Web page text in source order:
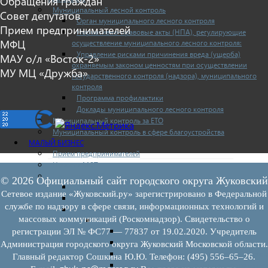
Муниципальный лесной контроль
Орган муниципального лесного контроля
Нормативно-правовые акты (НПА), регулирующие
осуществление муниципального лесного контроля:
Управление рисками причинения вреда (ущерба)
охраняемым законом ценностям при осуществлении
государственного контроля (надзора), муниципального
контроля
Программа профилактики
Доклады муниципального лесного контроля
Муниципальный контроль за ЕТО
Муниципальный контроль в сфере благоустройства
МАЛЫЙ БИЗНЕС
Прием предпринимателей
Новости МСП
Поддержка МСП
Поддержка МСП
Финансовая поддержка
Имущественная поддержка
Нормативно-правовые акты
Федеральное законодательство
Региональное законодательство
Порядок формирования и ведения
Порядок предоставления имущества из
Совет депутатов
Прием предпринимателей
МФЦ
МАУ о/л «Восток-2»
МУ МЦ «Дружба»
© 2026 Официальный сайт городского округа Жуковский
Сетевое издание «Жуковский.ру» зарегистрировано в Федеральной
службе по надзору в сфере связи, информационных технологий и
массовых коммуникаций (Роскомнадзор). Свидетельство о
регистрации ЭЛ № ФС77 — 77837 от 19.02.2020. Учредитель
Администрация городского округа Жуковский Московской области.
Главный редактор Сошкина Ю.Ю. Телефон: (495) 556–65–26.